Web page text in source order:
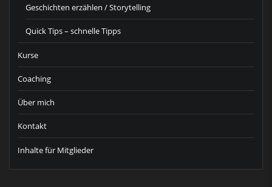
Geschichten erzählen / Storytelling
Quick Tips – schnelle Tipps
Kurse
Coaching
Über mich
Kontakt
Inhalte für Mitglieder